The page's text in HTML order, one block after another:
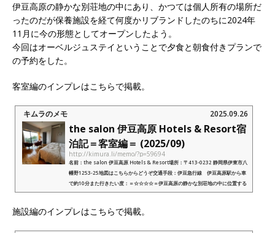
伊豆高原の静かな別荘地の中にあり、かつては個人所有の場所だ
ったのだが保養施設を経て何度かリブランドしたのちに2024年
11月に今の形態としてオープンしたよう。
今回はオーベルジュステイということで夕食と朝食付きプランで
の予約をした。
客室編のインプレはこちらで掲載。
キムラのメモ 2025.09.26
the salon 伊豆高原 Hotels & Resort宿
泊記＝客室編＝ (2025/09)
http://kimura.li/memo/?p=59694
名前：the salon 伊豆高原 Hotels & Resort場所：〒413-0232 静岡県伊東市八
幡野1253-25地図はこちらからどうぞ交通手段：伊豆急行線 伊豆高原駅から車
で約10分また行きたい度：＝☆☆☆☆＝伊豆高原の静かな別荘地の中に位置する
ラグジュアリー感ある料理のレベル...
施設編のインプレはこちらで掲載。